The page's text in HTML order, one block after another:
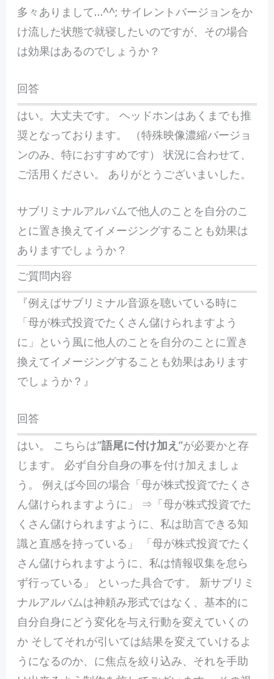
多々ありまして…^^; サイレントバージョンをか
け流した状態で就寝したいのですが、 その場合
は効果はあるのでしょうか？
回答
はい。大丈夫です。 ヘッドホンはあくまでも推
奨となっております。 （特殊映像濃縮バージョ
ンのみ、特におすすめです） 状況に合わせて、
ご活用ください。 ありがとうございまいした。
サブリミナルアルバムで他人のことを自分のこ
とに置き換えてイメージングすることも効果は
ありますでしょうか？
ご質問内容
『例えばサブリミナル音源を聴いている時に
「母が株式投資でたくさん儲けられますよう
に」という風に他人のことを自分のことに置き
換えてイメージングすることも効果はあります
でしょうか？』
回答
はい。 こちらは”語尾に付け加え ”が必要かと存
じます。 必ず自分自身の事を付け加えましょ
う。 例えば今回の場合「母が株式投資でたくさ
ん儲けられますように」 ⇒「母が株式投資でた
くさん儲けられますように、私は助言できる知
識と直感を持っている」 「母が株式投資でたく
さん儲けられますように、私は情報収集を怠ら
ず行っている」 といった具合です。 新サブリミ
ナルアルバムは神頼み形式ではなく、基本的に
自分自身にどう変化を与え行動を変えていくの
か そしてそれが引いては結果を変えていけるよ
うになるのか、に焦点を絞り込み、それを手助